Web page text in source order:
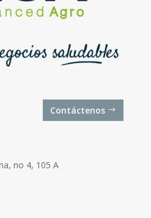
Contáctenos
no 4, 105 A